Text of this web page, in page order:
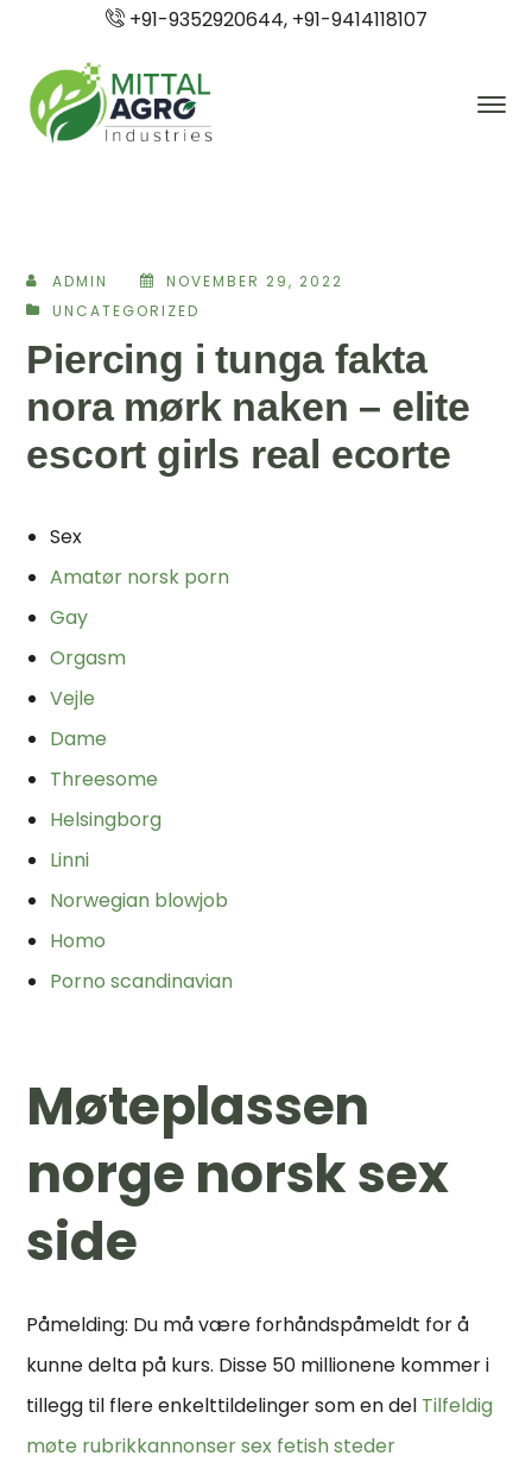
+91-9352920644, +91-9414118107
ADMIN
NOVEMBER 29, 2022
UNCATEGORIZED
Piercing i tunga fakta
nora mørk naken – elite
escort girls real ecorte
Sex
Amatør norsk porn
Gay
Orgasm
Vejle
Dame
Threesome
Helsingborg
Linni
Norwegian blowjob
Homo
Porno scandinavian
Møteplassen
norge norsk sex
side
Påmelding: Du må være forhåndspåmeldt for å
kunne delta på kurs. Disse 50 millionene kommer i
tillegg til flere enkelttildelinger som en del Tilfeldig
møte rubrikkannonser sex fetish steder